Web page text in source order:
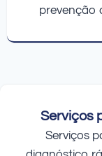
prevenção
Serviços
Serviços